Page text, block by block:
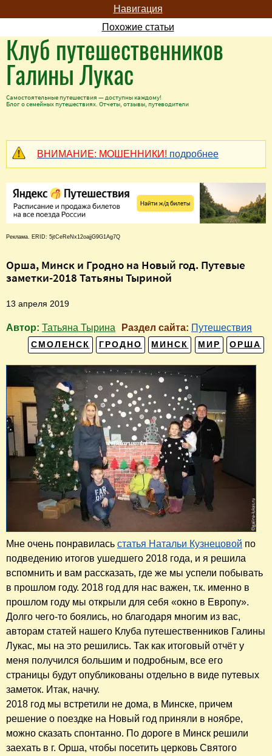
Навигация
Похожие статьи
Клуб путешественников
Галины Лукас
Самостоятельные путешествия — доступны каждому!
Блог о семейных путешествиях. Отчеты, отзывы, путеводители
ВНИМАНИЕ: МОШЕННИКИ! подробнее
Реклама. ERID: 5jtCeReNx12oajjG9G1Ag7Q
Орша, Минск и Гродно на Новый год. Путевые
заметки-2018 Татьяны Тыриной
13 апреля 2019
Автор: Татьяна Тырина Раздел сайта: Путешествия
ОРША
МИР
МИНСК
ГРОДНО
СМОЛЕНСК
Мне очень понравилась статья Натальи Кузнецовой по
подведению итогов ушедшего 2018 года, и я решила
вспомнить и вам рассказать, где же мы успели побывать
в прошлом году. 2018 год для нас важен, т.к. именно в
прошлом году мы открыли для себя «окно в Европу».
Долго чего-то боялись, но благодаря многим из вас,
авторам статей нашего Клуба путешественников Галины
Лукас, мы на это решились. Так как итоговый отчёт у
меня получился большим и подробным, все его
страницы будут опубликованы отдельно в виде путевых
заметок. Итак, начну.
2018 год мы встретили не дома, в Минске, причем
решение о поездке на Новый год приняли в ноябре,
можно сказать спонтанно. По дороге в Минск решили
заехать в г. Орша, чтобы посетить церковь Святого